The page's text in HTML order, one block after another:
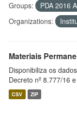
Groups: PDA 2016
Organizations:
Materiais
Disponibiliza os
Decreto nº 8.777/16
CSV ZIP